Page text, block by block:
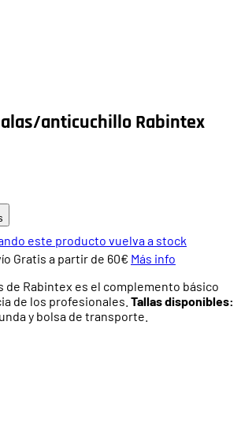
anticuchillo Rabintex
este producto vuelva a stock
Gratis a partir de 60€ Más info
de Rabintex es el complemento básico
de los profesionales. Tallas disponibles:
y bolsa de transporte.